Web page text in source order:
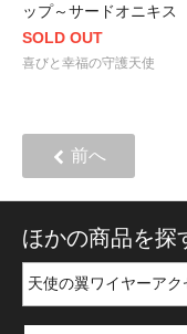
ップ～サードオニキス
SOLD OUT
喜びと幸福の守護天使
前へ
ほかの商品を探